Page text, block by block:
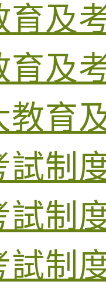
育及
育及
教育
試制
試制
試制